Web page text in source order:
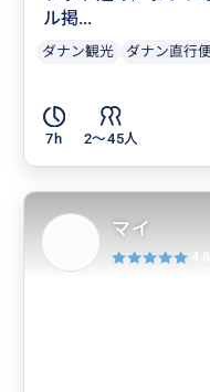
ル掲...
ダナン観光 ダナン直行
7h 2〜45人
マイ
4.8